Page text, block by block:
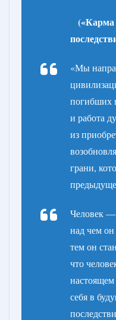
(«Карма
«Мы
погибших
и работа
из
грани,
Человек —
над чем
тем он
что
настоящем
себя в